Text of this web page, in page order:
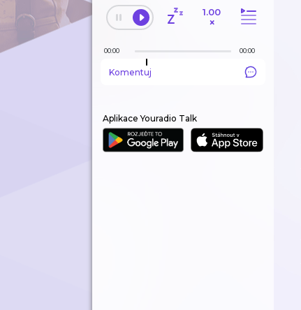
1.00
×
00:00 00:00
Komentuj
Aplikace Youradio Talk